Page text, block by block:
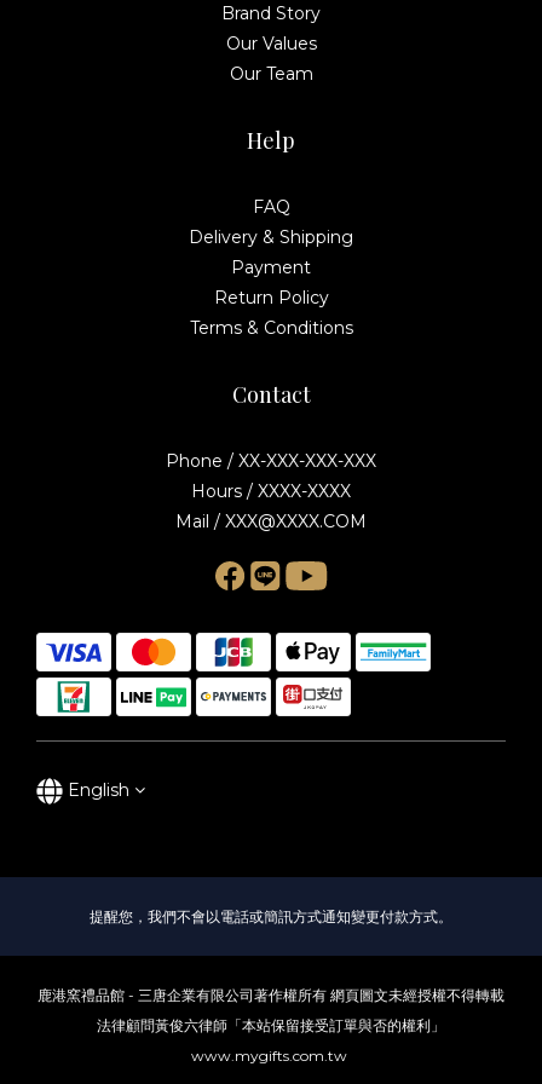
Brand Story
Our Values
Our Team
Help
FAQ
Delivery & Shipping
Payment
Return Policy
Terms & Conditions
Contact
Phone / XX-XXX-XXX-XXX
Hours / XXXX-XXXX
Mail / XXX@XXXX.COM
English
提醒您，我們不會以電話或簡訊方式通知變更付款方式。
鹿港窯禮品館 - 三唐企業有限公司著作權所有 網頁圖文未經授權不得轉載
法律顧問黃俊六律師「本站保留接受訂單與否的權利」
www.mygifts.com.tw